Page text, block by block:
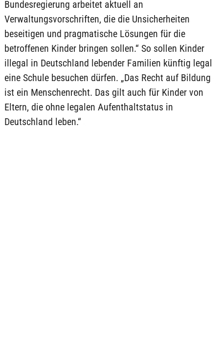
Bundesregierung arbeitet aktuell an
Verwaltungsvorschriften, die die Unsicherheiten
beseitigen und pragmatische Lösungen für die
betroffenen Kinder bringen sollen.“ So sollen Kinder
illegal in Deutschland lebender Familien künftig legal
eine Schule besuchen dürfen. „Das Recht auf Bildung
ist ein Menschenrecht. Das gilt auch für Kinder von
Eltern, die ohne legalen Aufenthaltstatus in
Deutschland leben.“